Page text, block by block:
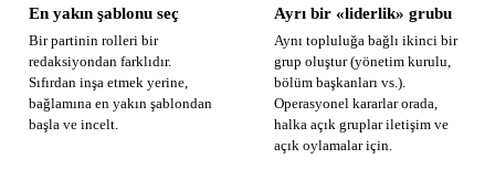
En yakın şablonu seç
Bir partinin rolleri bir
redaksiyondan farklıdır.
Sıfırdan inşa etmek yerine,
bağlamına en yakın şablondan
başla ve incelt.
Ayrı bir «liderlik» grubu
Aynı topluluğa bağlı ikinci bir
grup oluştur (yönetim kurulu,
bölüm başkanları vs.).
Operasyonel kararlar orada,
halka açık gruplar iletişim ve
açık oylamalar için.